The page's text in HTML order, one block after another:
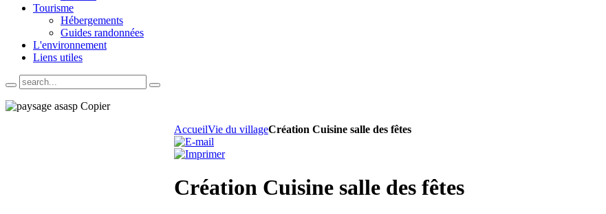
Tourisme
Hébergements
Guides randonnées
L'environnement
Liens utiles
AccueilVie du villageCréation Cuisine salle des fêtes
Création Cuisine salle des fêtes